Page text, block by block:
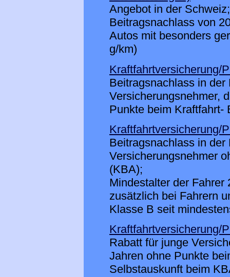
Angebot in der Schweiz;
Beitragsnachlass von
Autos mit besonders
g/km)
Kraftfahrtversicherung/
Beitragsnachlass in
Versicherungsnehmer,
Punkte beim Kraftfahrt-
Kraftfahrtversicherung/
Beitragsnachlass in
Versicherungsnehmer
(KBA);
Mindestalter der Fahrer
zusätzlich bei Fahrern
Klasse B seit
Kraftfahrtversicherung/
Rabatt für junge
Jahren ohne Punkte
Selbstauskunft beim